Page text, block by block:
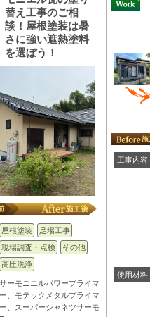
替え工事のご相
談！屋根塗装は暑
さに強い遮熱塗料
を選ぼう！
屋根塗装
足場工事
現場調査・点検
その他
高圧洗浄
サーモニエルパワープライマ
ー、モテックメタルプライマ
ー、スーパーシャネツサーモ
工事内容
使用材料